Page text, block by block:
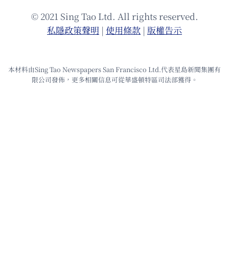
© 2021 Sing Tao Ltd. All rights reserved.
私隱政策聲明 | 使⽤條款 | 版權告⽰
本材料由Sing Tao Newspapers San Francisco Ltd.代表星島新聞集團有
限公司發佈，更多相關信息可從華盛頓特區司法部獲得。